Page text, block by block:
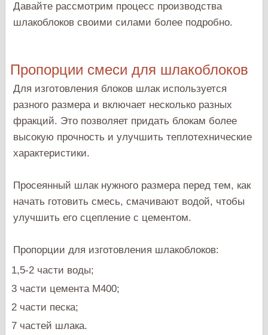
Давайте рассмотрим процесс производства
шлакоблоков своими силами более подробно.
Пропорции смеси для шлакоблоков
Для изготовления блоков шлак используется
разного размера и включает несколько разных
фракций. Это позволяет придать блокам более
высокую прочность и улучшить теплотехнические
характеристики.
Просеянный шлак нужного размера перед тем, как
начать готовить смесь, смачивают водой, чтобы
улучшить его сцепление с цементом.
Пропорции для изготовления шлакоблоков:
1,5-2 части воды;
3 части цемента М400;
2 части песка;
7 частей шлака.